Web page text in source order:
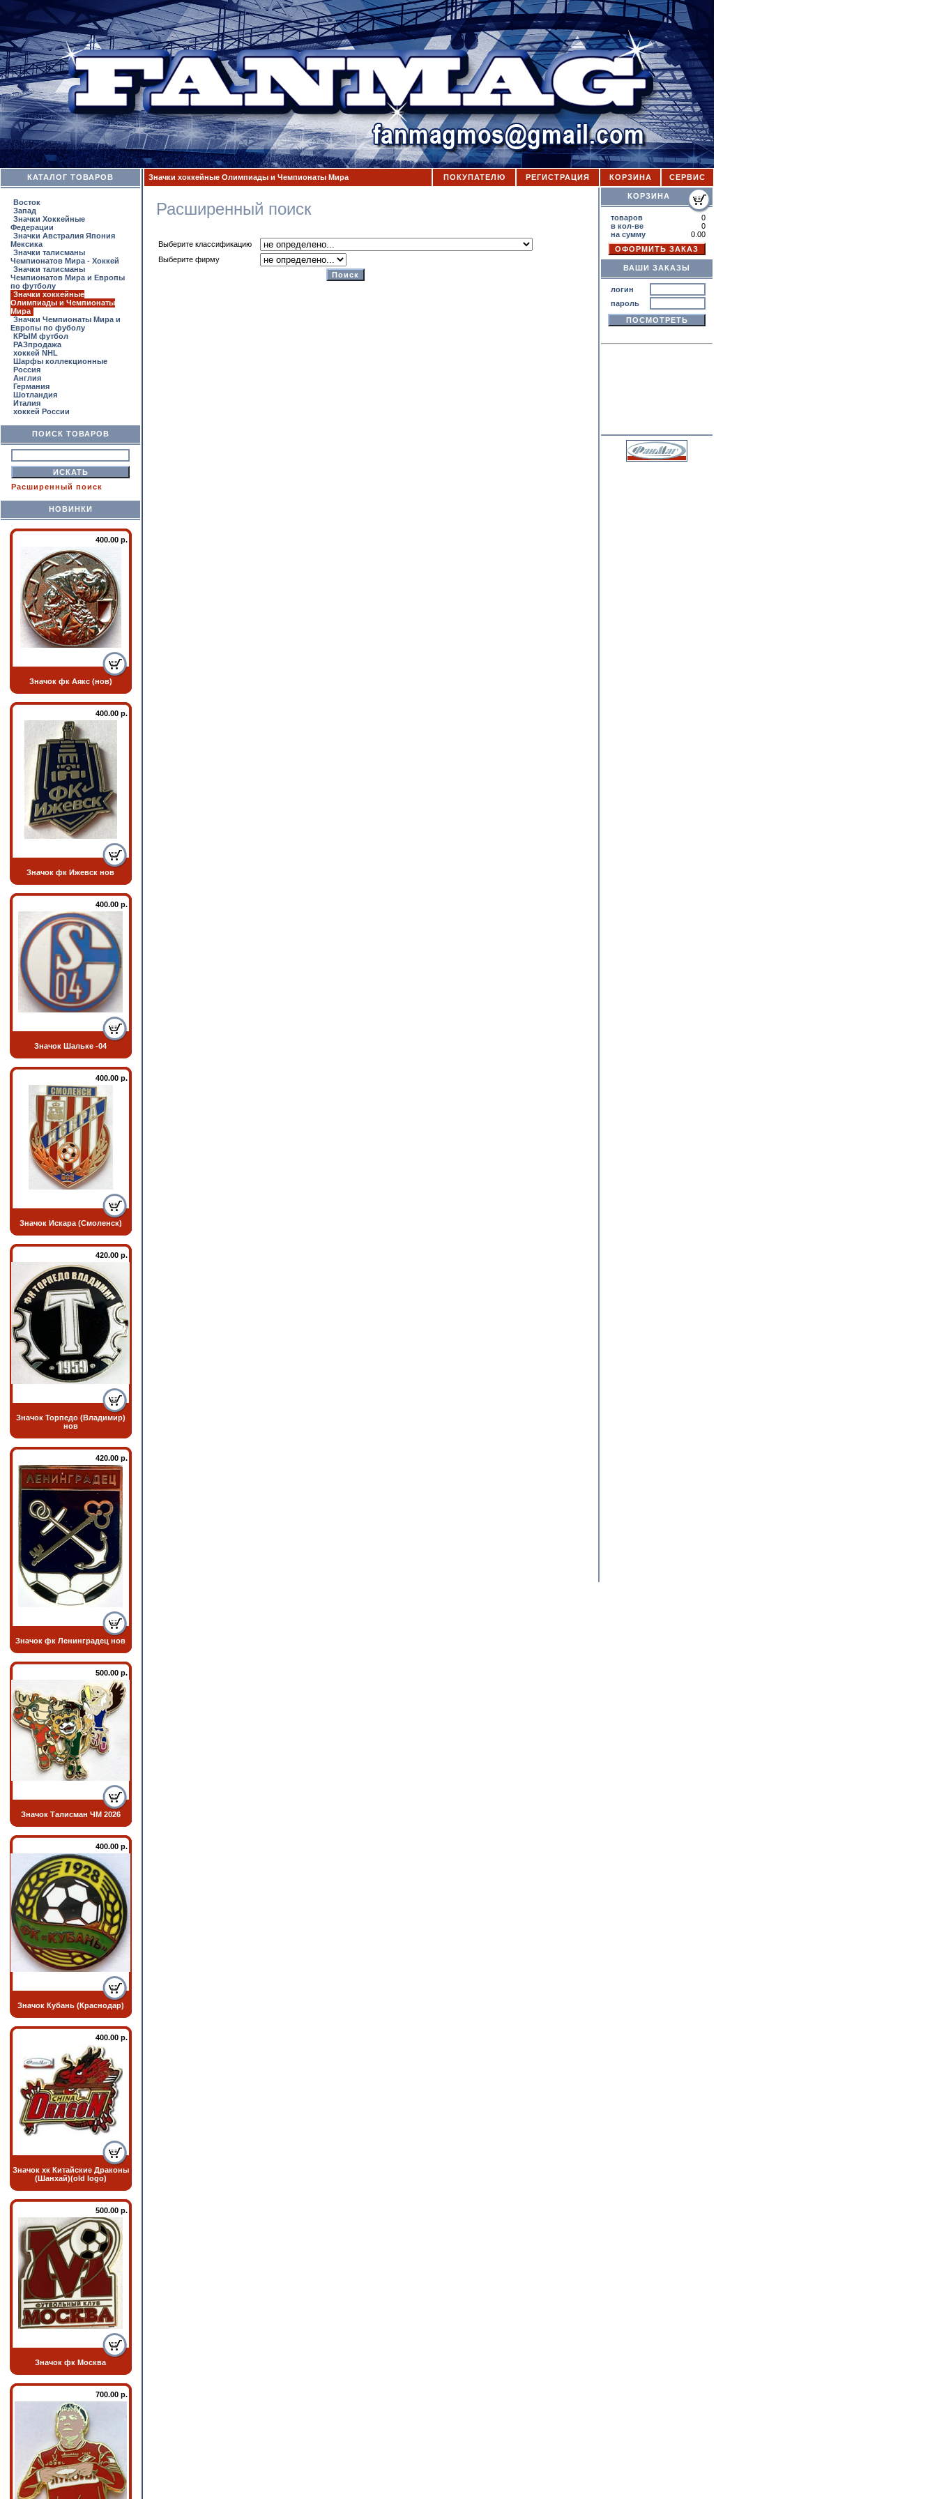
КАТАЛОГ ТОВАРОВ
Восток
Запад
Значки Хоккейные
Федерации
Значки Австралия Япония
Мексика
Значки талисманы
Чемпионатов Мира - Хоккей
Значки талисманы
Чемпионатов Мира и Европы
по футболу
Значки хоккейные
Олимпиады и Чемпионаты
Мира
Значки Чемпионаты Мира и
Европы по фуболу
КРЫМ футбол
РАЗпродажа
хоккей NHL
Шарфы коллекционные
Россия
Англия
Германия
Шотландия
Италия
хоккей России
ПОИСК ТОВАРОВ
Расширенный поиск
НОВИНКИ
400.00 р.
Значок фк Аякс (нов)
400.00 р.
Значок фк Ижевск нов
400.00 р.
Значок Шальке -04
400.00 р.
Значок Искара (Смоленск)
420.00 р.
Значок Торпедо (Владимир)
нов
420.00 р.
Значок фк Ленинградец нов
500.00 р.
Значок Талисман ЧМ 2026
400.00 р.
Значок Кубань (Краснодар)
400.00 р.
Значок хк Китайские Драконы
(Шанхай)(old logo)
500.00 р.
Значок фк Москва
700.00 р.
Значки хоккейные Олимпиады и Чемпионаты Мира ПОКУПАТЕЛЮ РЕГИСТРАЦИЯ КОРЗИНА СЕРВИС
Расширенный поиск
Выберите классификацию
Выберите фирму
КОРЗИНА
товаров
0
в кол-ве
0
на сумму
0.00
ВАШИ ЗАКАЗЫ
логин
пароль